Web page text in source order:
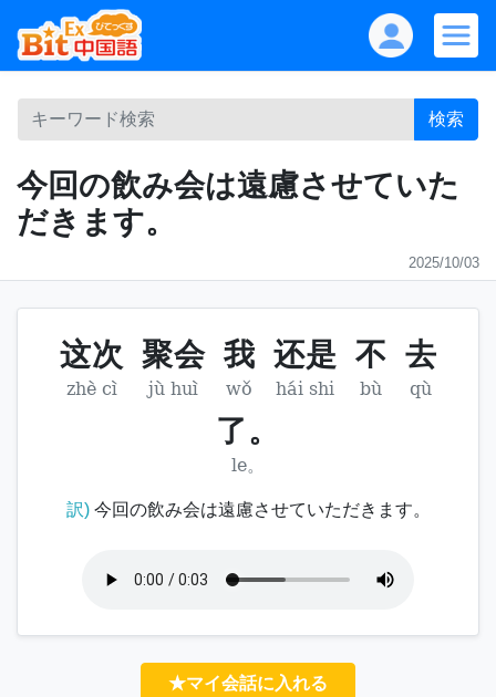
検索
今回の飲み会は遠慮させていた
だきます。
2025/10/03
这次 聚会 我 还是 不 去
zhè cì jù huì wǒ hái shi bù qù
了。
le。
訳)今回の飲み会は遠慮させていただきます。
★マイ会話に入れる